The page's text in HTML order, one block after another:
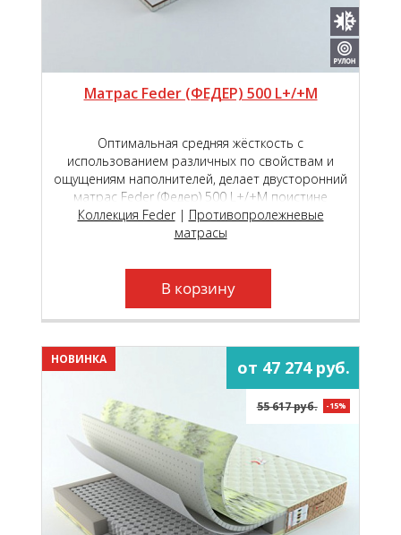
Матрас Feder (ФЕДЕР) 500 L+/+M
Оптимальная средняя жёсткость с
использованием различных по свойствам и
ощущениям наполнителей, делает двусторонний
матрас Feder (Федер) 500 L+/+М поистине
универсальной моделью, которая подойдёт как
молодым, так и пожилым людям.
Коллекция Feder| Противопролежневые
матрасы
В корзину
НОВИНКА от 47 274 руб.
55 617 руб. -15%